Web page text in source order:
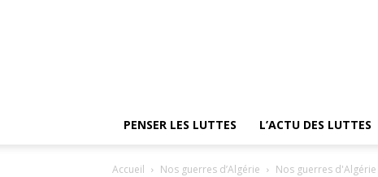
PENSER LES LUTTES L’ACTU DES LUTTES
Accueil Nos guerres d’Algérie Nos guerres d'Algérie